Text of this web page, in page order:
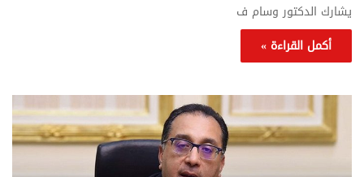
يشارك الدكتور وسام ف
أكمل القراءة »
تحركات
حكومية
لحسم
قانون
..